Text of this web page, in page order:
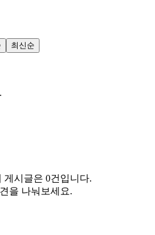
최신순
게시글은 0건입니다.
을 나눠보세요.